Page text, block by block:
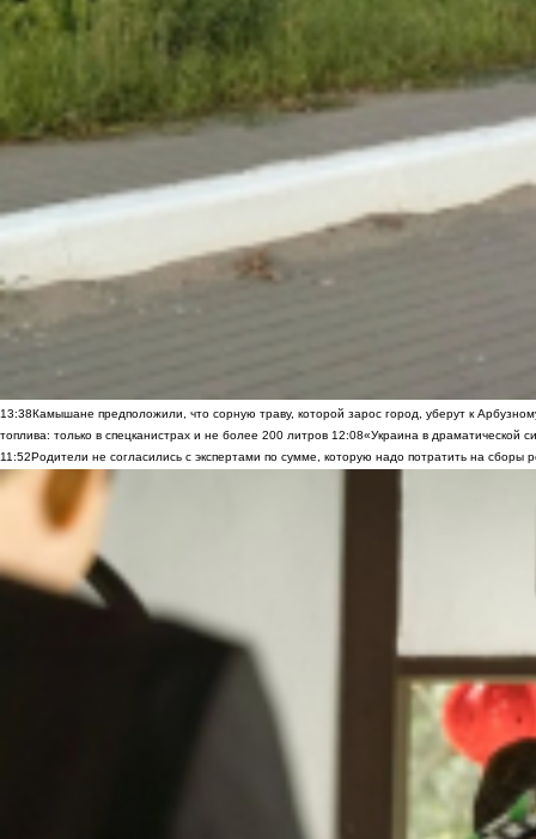
13:38Камышане предположили, что сорную траву, которой зарос город, уберут к
топлива: только в спецканистрах и не более 200 литров 12:08«Украина в драматической
11:52Родители не согласились с экспертами по сумме, которую надо потратить на сборы